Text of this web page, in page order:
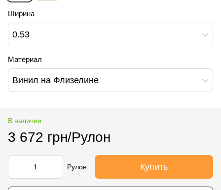
Ширина
0.53
Материал
Винил на Флизелине
В наличии
3 672 грн/Рулон
Рулон Купить